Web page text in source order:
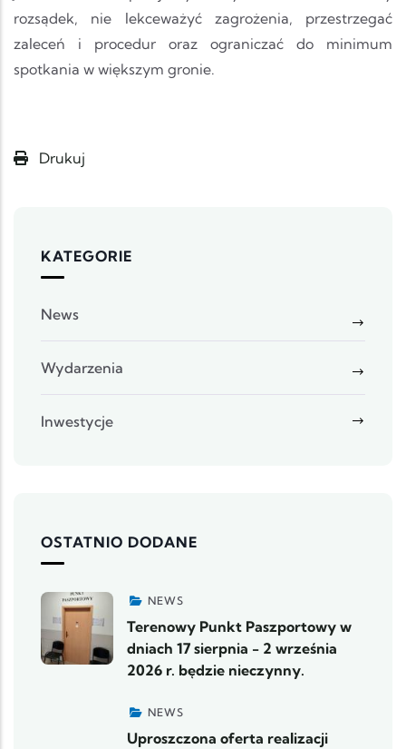
rozsądek, nie lekceważyć zagrożenia, przestrzegać
zaleceń i procedur oraz ograniczać do minimum
spotkania w większym gronie.
Drukuj
KATEGORIE
News
Wydarzenia
Inwestycje
OSTATNIO DODANE
NEWS
Terenowy Punkt Paszportowy w
dniach 17 sierpnia - 2 września
2026 r. będzie nieczynny.
NEWS
Uproszczona oferta realizacji